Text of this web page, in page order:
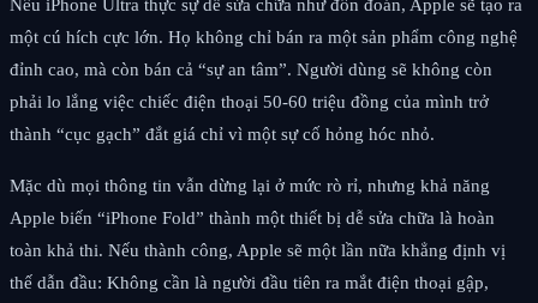
Nếu iPhone Ultra thực sự dễ sửa chữa như đồn đoán, Apple sẽ tạo ra
một cú hích cực lớn. Họ không chỉ bán ra một sản phẩm công nghệ
đỉnh cao, mà còn bán cả “sự an tâm”. Người dùng sẽ không còn
phải lo lắng việc chiếc điện thoại 50-60 triệu đồng của mình trở
thành “cục gạch” đắt giá chỉ vì một sự cố hỏng hóc nhỏ.
Mặc dù mọi thông tin vẫn dừng lại ở mức rò rỉ, nhưng khả năng
Apple biến “iPhone Fold” thành một thiết bị dễ sửa chữa là hoàn
toàn khả thi. Nếu thành công, Apple sẽ một lần nữa khẳng định vị
thế dẫn đầu: Không cần là người đầu tiên ra mắt điện thoại gập,